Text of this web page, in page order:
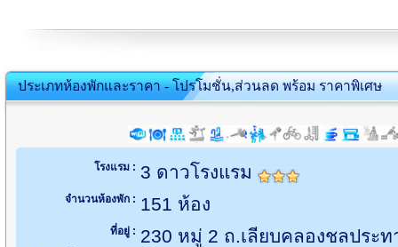
ประเภทห้องพักและราคา - โปรโมชั่น,ส่วนลด พร้อม ราคาพิเศษ
โรงแรม : 3 ดาวโรงแรม
จำนวนห้องพัก : 151 ห้อง
ที่อยู่ : 230 หมู่ 2 ถ.เลียบคลองชลประท